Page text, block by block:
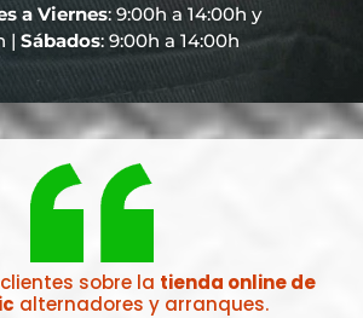
a Viernes: 9:00h a 14:00h y
| Sábados: 9:00h a 14:00h
sobre la tienda online de
alternadores y arranques.